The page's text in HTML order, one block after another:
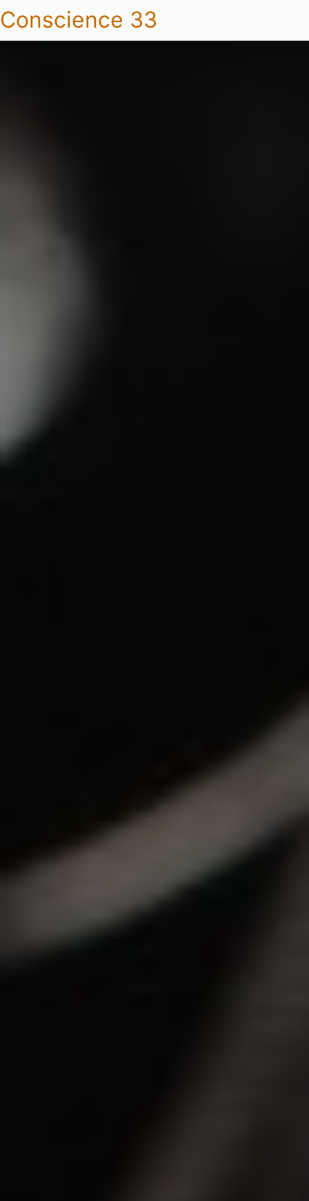
Conscience 33